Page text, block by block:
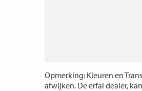
Opmerking: Kleuren en
afwijken. De erfal dealer,